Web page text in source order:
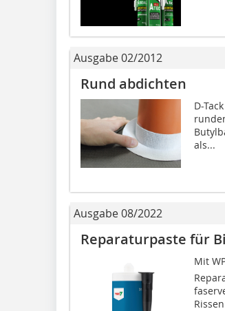
Ausgabe 02/2012
Rund abdichten
D-
als...
Ausgabe 08/2022
Reparaturpaste für
Mit